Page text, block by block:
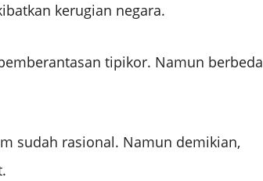
kerugian negara.
tipikor. Namun berbeda
sudah rasional. Namun demikian,